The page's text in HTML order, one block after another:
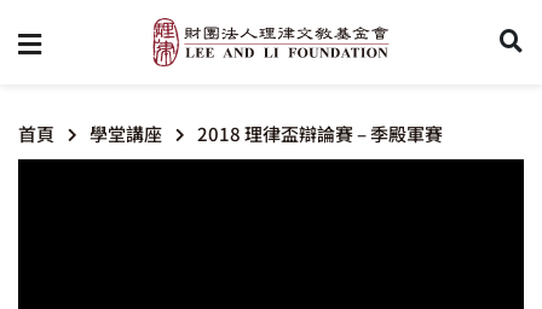
首頁 學堂講座 2018 理律盃辯論賽 – 季殿軍賽